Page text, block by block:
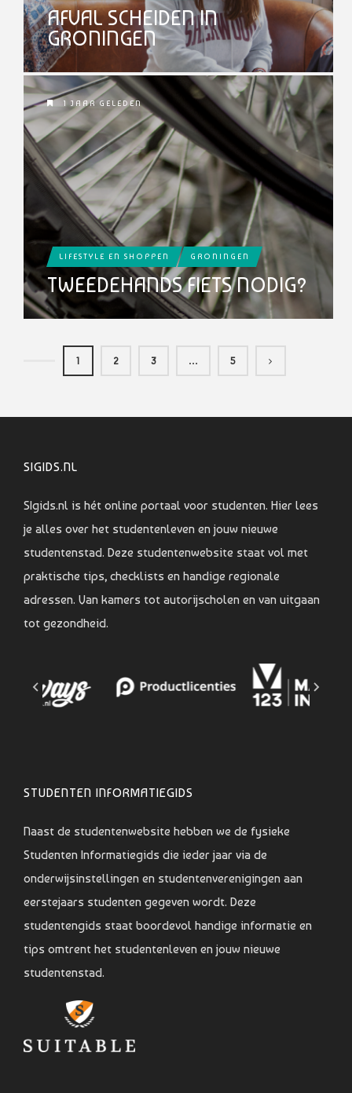
AFVAL SCHEIDEN IN
GRONINGEN
1 JAAR GELEDEN
LIFESTYLE EN SHOPPEN GRONINGEN
TWEEDEHANDS FIETS NODIG?
1 2 3 … 5
SIGIDS.NL
SIgids.nl is hét online portaal voor studenten. Hier lees
je alles over het studentenleven en jouw nieuwe
studentenstad. Deze studentenwebsite staat vol met
praktische tips, checklists en handige regionale
adressen. Van kamers tot autorijscholen en van uitgaan
tot gezondheid.
STUDENTEN INFORMATIEGIDS
Naast de studentenwebsite hebben we de fysieke
Studenten Informatiegids die ieder jaar via de
onderwijsinstellingen en studentenverenigingen aan
eerstejaars studenten gegeven wordt. Deze
studentengids staat boordevol handige informatie en
tips omtrent het studentenleven en jouw nieuwe
studentenstad.